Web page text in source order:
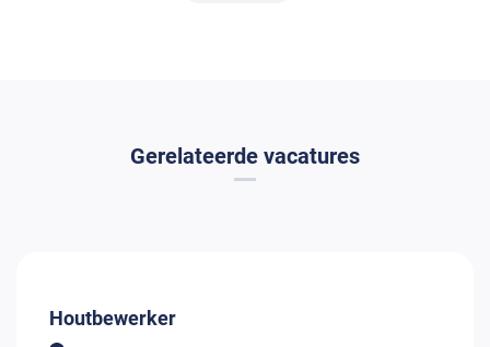
Gerelateerde vacatures
Houtbewerker